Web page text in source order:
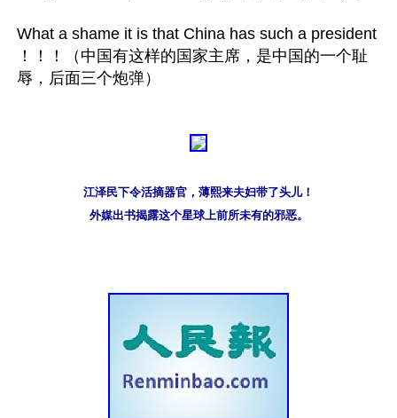
What a shame it is that China has such a president
！！！（中国有这样的国家主席，是中国的一个耻
江泽民下令活摘器官，薄熙来夫妇带了头儿！
外媒出书揭露这个星球上前所未有的邪恶。